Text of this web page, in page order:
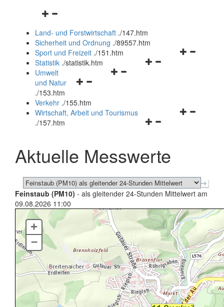
Navigationsmenü
und
schließen
Land- und Forstwirtschaft ./147.htm
Sicherheit und Ordnung ./89557.htm
Navigationsmenü
Sport und Freizeit ./151.htm
Navigationsmenü
Statistik ./statistik.htm
Navigationsmenü
und
schließen
Umwelt
und Natur
./153.htm
Verkehr ./155.htm
Navigationsmenü
schließen
Wirtschaft, Arbeit und Tourismus
./157.htm
Aktuelle Messwerte
Feinstaub (PM10) - als gleitender 24-Stunden Mittelwert am
09.08.2026 11:00
+
–